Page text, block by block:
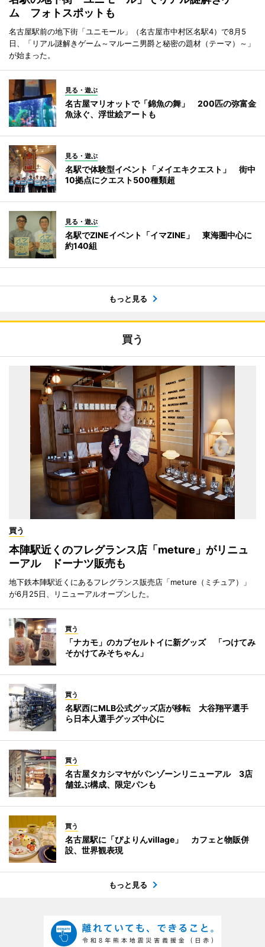
ム フォトスポットも
名古屋駅前の地下街「ユニモール」（名古屋市中村区名駅4）で8月5
日、「リアル謎解きゲーム～マルーニ男爵と秘密の題材（テーマ）～」
が始まった。
見る・遊ぶ
名古屋マリオットで「錦魚の舞」 200匹の弥富金
魚泳ぐ、浮世絵アートも
見る・遊ぶ
名駅で体験型イベント「メイエキクエスト」 街中
10拠点にクエスト500種類超
見る・遊ぶ
名駅でZINEイベント「イマZINE」 東海圏中心に
約140組
もっと見る
買う
買う
本陣駅近くのフレグランス店「meture」がリニュ
ーアル ドーナツ販売も
地下鉄本陣駅近くにあるフレグランス販売店「meture（ミチュア）」
が6月25日、リニューアルオープンした。
買う
「ナカモ」のカプセルトイに新グッズ 「つけてみ
そかけてみそちゃん」
買う
名駅西にMLB公式グッズ店が移転 大谷翔平選手
ら日本人選手グッズ中心に
買う
名古屋タカシマヤがパンゾーンリニューアル 3店
舗並ぶ構成、限定パンも
買う
名古屋駅に「ぴよりんvillage」 カフェと物販併
設、世界観表現
もっと見る